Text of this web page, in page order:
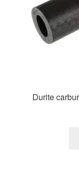
Durite